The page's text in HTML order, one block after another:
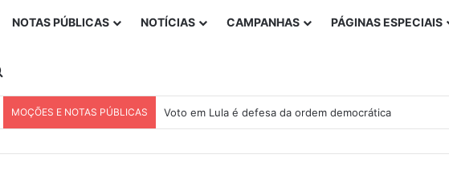
NOTAS PÚBLICAS NOTÍCIAS CAMPANHAS PÁGINAS ESPECIAIS
MOÇÕES E NOTAS PÚBLICAS Voto em Lula é defesa da ordem democrática